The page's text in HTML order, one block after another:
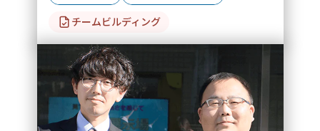
チームビルディング